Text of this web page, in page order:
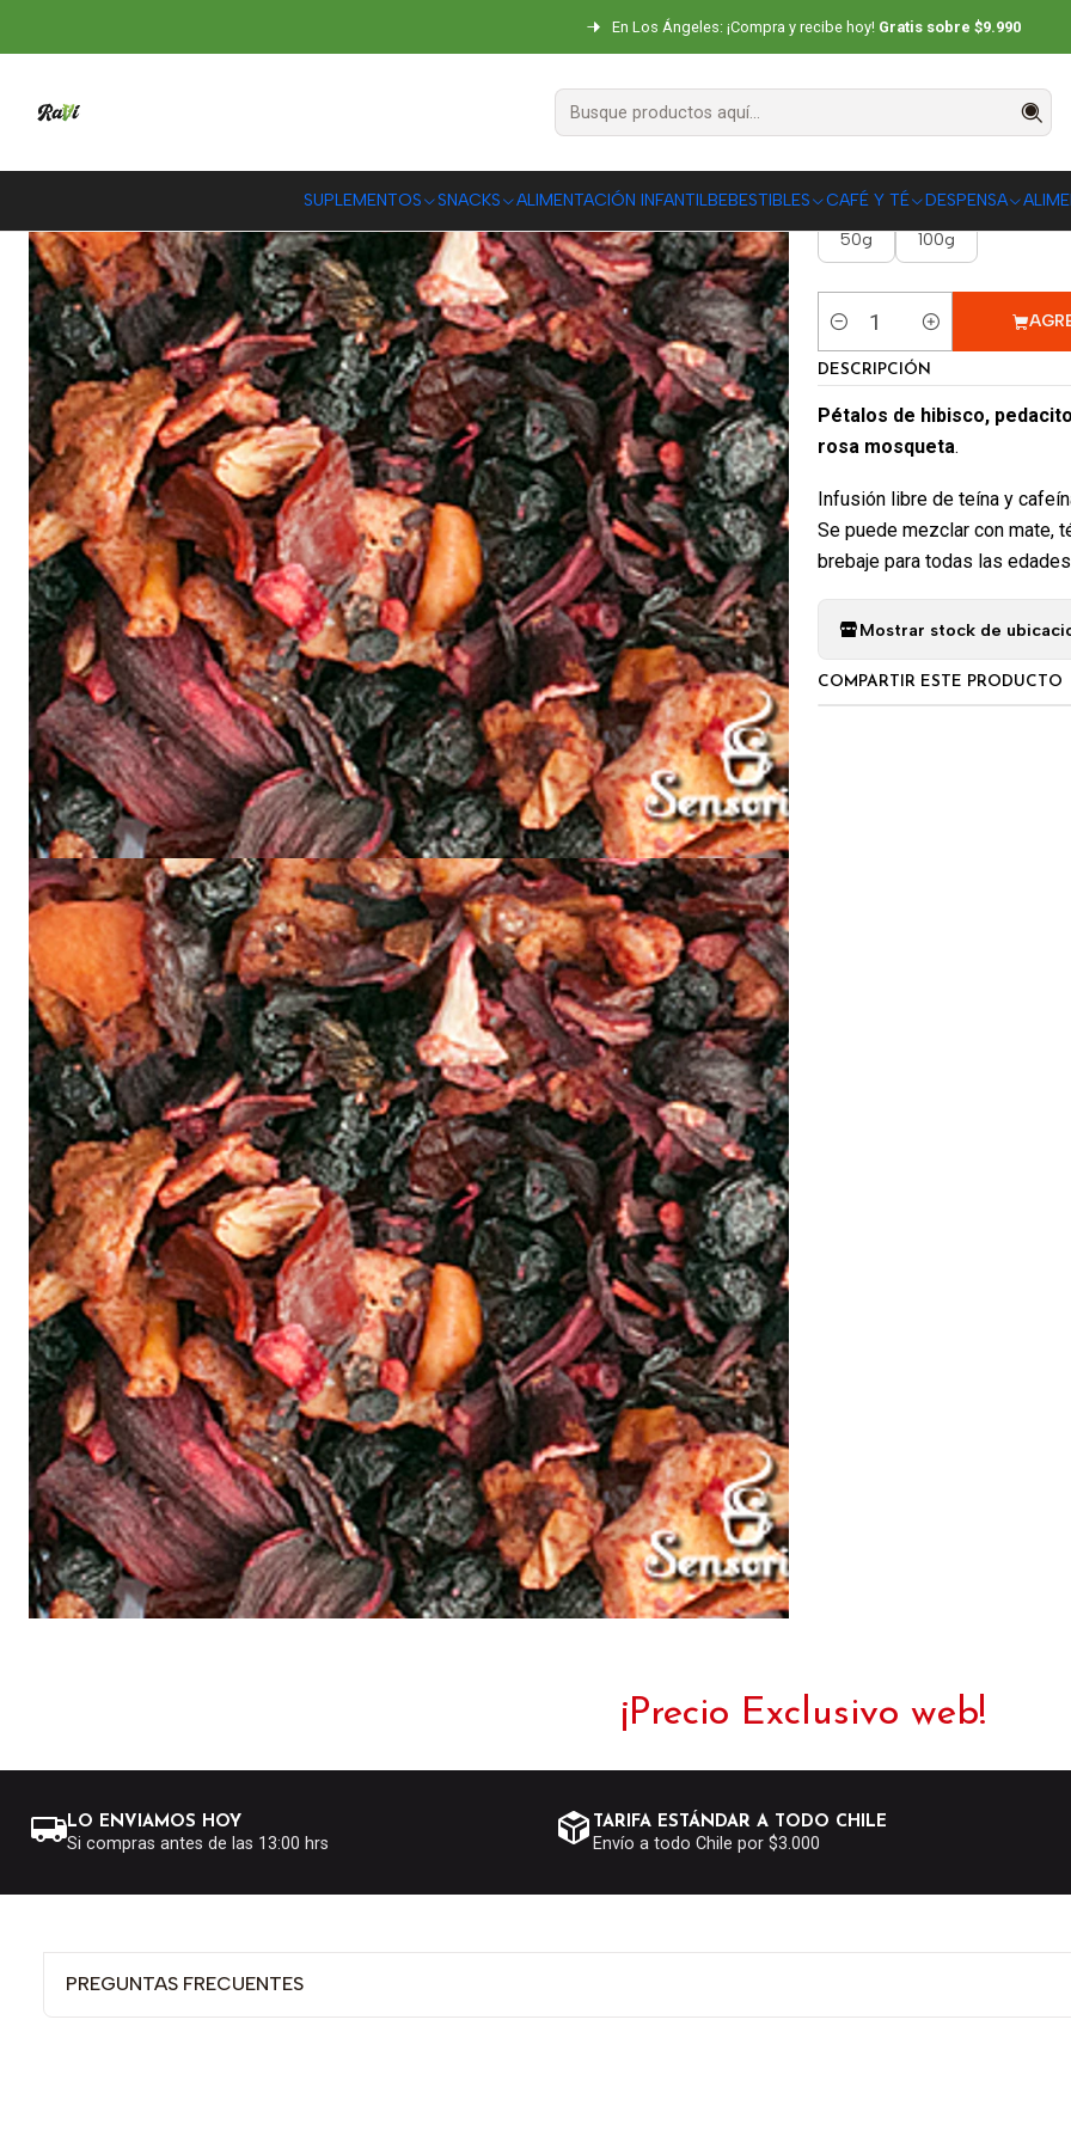
SUPLEMENTOS SNACKS ALIMENTACIÓN INFANTILBEBESTIBLES CAFÉ Y TÉ DESPENSA
En Los Ángeles: ¡Compra y recibe hoy! Gratis sobre $9.990
CAFÉ Y TÉ Té e Infusiones Infusión Frutos Silvestres - 50g /
Infusión
CANTIDAD
50g 100g
Cantidad
DESCRIPCIÓN
Pétalos de hibisco,
rosa mosqueta.
Infusión libre de teína y
Se puede mezclar con mate,
brebaje para todas las
Mostrar stock de
COMPARTIR ESTE PRODUCTO
¡Precio Exclusivo web!
LO ENVIAMOS HOY
Si compras antes de las 13:00 hrs
TARIFA ESTÁNDAR A TODO CHILE
Envío a todo Chile por $3.000
PREGUNTAS FRECUENTES